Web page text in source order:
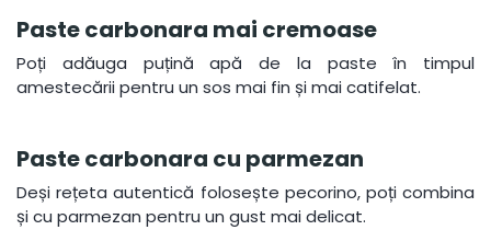
Paste carbonara mai cremoase
Poți adăuga puțină apă de la paste în timpul
amestecării pentru un sos mai fin și mai catifelat.
Paste carbonara cu parmezan
Deși rețeta autentică folosește pecorino, poți combina
și cu parmezan pentru un gust mai delicat.